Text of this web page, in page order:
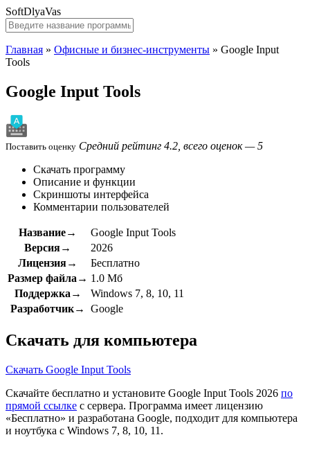
SoftDlyaVas
Главная » Офисные и бизнес-инструменты » Google Input
Tools
Google Input Tools
Поставить оценку Средний рейтинг 4.2, всего оценок — 5
Скачать программу
Описание и функции
Скриншоты интерфейса
Комментарии пользователей
Название→
Google Input Tools
Версия→
2026
Лицензия→
Бесплатно
Размер файла→ 1.0 Мб
Поддержка→
Windows 7, 8, 10, 11
Разработчик→
Google
Скачать для компьютера
Скачать Google Input Tools
Скачайте бесплатно и установите Google Input Tools 2026 по
прямой ссылке с сервера. Программа имеет лицензию
«Бесплатно» и разработана Google, подходит для компьютера
и ноутбука с Windows 7, 8, 10, 11.